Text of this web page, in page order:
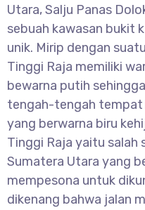
Utara, Salju Panas
sebuah kawasan bukit
unik. Mirip dengan
Tinggi Raja memiliki
bewarna putih
tengah-tengah tempat
yang berwarna biru
Tinggi Raja yaitu
Sumatera Utara yang
mempesona untuk
dikenang bahwa jalan